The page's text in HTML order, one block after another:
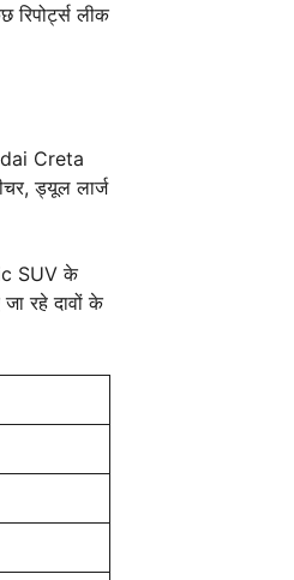
रिपोर्ट्स लीक
Creta
ड्यूल लार्ज
SUV के
रहे दावों के